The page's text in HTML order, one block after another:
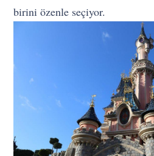
birini özenle seçiyor.